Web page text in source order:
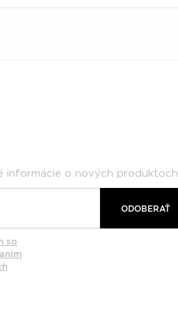
informácie o nových produktoch
ODOBERAŤ
so